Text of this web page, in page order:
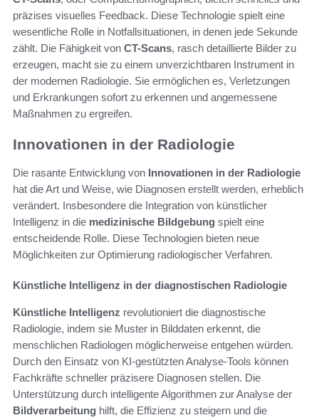
präzises visuelles Feedback. Diese Technologie spielt eine
wesentliche Rolle in Notfallsituationen, in denen jede Sekunde
zählt. Die Fähigkeit von CT-Scans, rasch detaillierte Bilder zu
erzeugen, macht sie zu einem unverzichtbaren Instrument in
der modernen Radiologie. Sie ermöglichen es, Verletzungen
und Erkrankungen sofort zu erkennen und angemessene
Maßnahmen zu ergreifen.
Innovationen in der Radiologie
Die rasante Entwicklung von Innovationen in der Radiologie
hat die Art und Weise, wie Diagnosen erstellt werden, erheblich
verändert. Insbesondere die Integration von künstlicher
Intelligenz in die medizinische Bildgebung spielt eine
entscheidende Rolle. Diese Technologien bieten neue
Möglichkeiten zur Optimierung radiologischer Verfahren.
Künstliche Intelligenz in der diagnostischen Radiologie
Künstliche Intelligenz revolutioniert die diagnostische
Radiologie, indem sie Muster in Bilddaten erkennt, die
menschlichen Radiologen möglicherweise entgehen würden.
Durch den Einsatz von KI-gestützten Analyse-Tools können
Fachkräfte schneller präzisere Diagnosen stellen. Die
Unterstützung durch intelligente Algorithmen zur Analyse der
Bildverarbeitung hilft, die Effizienz zu steigern und die